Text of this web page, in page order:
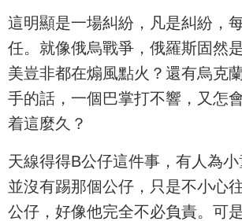
這明顯是一場糾紛，凡是糾紛，
任。就像俄烏戰爭，俄羅斯固然
美豈非都在煽風點火？還有烏克
手的話，一個巴掌打不響，又怎
着這麼久？
天線得得B公仔這件事，有人為
並沒有踢那個公仔，只是不小心
公仔，好像他完全不必負責。可